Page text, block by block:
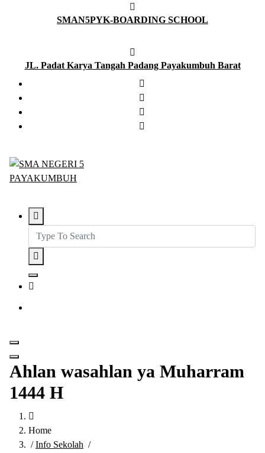
SMAN5PYK-BOARDING SCHOOL
JL. Padat Karya Tangah Padang Payakumbuh Barat
Ahlan wasahlan ya Muharram
1444 H
Home
/Info Sekolah /